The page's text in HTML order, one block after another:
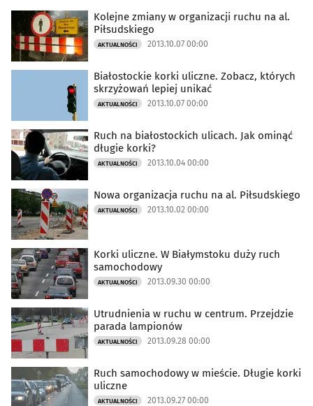
Kolejne zmiany w organizacji ruchu na al.
Piłsudskiego
AKTUALNOŚCI 2013.10.07 00:00
Białostockie korki uliczne. Zobacz, których
skrzyżowań lepiej unikać
AKTUALNOŚCI 2013.10.07 00:00
Ruch na białostockich ulicach. Jak ominąć
długie korki?
AKTUALNOŚCI 2013.10.04 00:00
Nowa organizacja ruchu na al. Piłsudskiego
AKTUALNOŚCI 2013.10.02 00:00
Korki uliczne. W Białymstoku duży ruch
samochodowy
AKTUALNOŚCI 2013.09.30 00:00
Utrudnienia w ruchu w centrum. Przejdzie
parada lampionów
AKTUALNOŚCI 2013.09.28 00:00
Ruch samochodowy w mieście. Długie korki
uliczne
AKTUALNOŚCI 2013.09.27 00:00